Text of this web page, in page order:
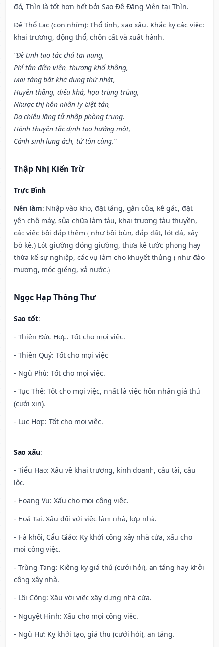
đó, Thìn là tốt hơn hết bởi Sao Đê Đăng Viên tại Thìn.
Đê Thổ Lạc (con nhím): Thổ tinh, sao xấu. Khắc kỵ các việc:
khai trương, động thổ, chôn cất và xuất hành.
“Đê tinh tạo tác chủ tai hung,
Phí tận điền viên, thương khố không,
Mai táng bất khả dụng thử nhật,
Huyền thằng, điếu khả, họa trùng trùng,
Nhược thị hôn nhân ly biệt tán,
Dạ chiêu lãng tử nhập phòng trung.
Hành thuyền tắc định tạo hướng một,
Cánh sinh lung ách, tử tôn cùng.”
Thập Nhị Kiến Trừ
Trực Bình
Nên làm: Nhập vào kho, đặt táng, gắn cửa, kê gác, đặt
yên chỗ máy, sửa chữa làm tàu, khai trương tàu thuyền,
các việc bồi đắp thêm ( như bồi bùn, đắp đất, lót đá, xây
bờ kè.) Lót giường đóng giường, thừa kế tước phong hay
thừa kế sự nghiệp, các vụ làm cho khuyết thủng ( như đào
mương, móc giếng, xả nước.)
Ngọc Hạp Thông Thư
Sao tốt:
- Thiên Đức Hợp: Tốt cho mọi việc.
- Thiên Quý: Tốt cho mọi việc.
- Ngũ Phú: Tốt cho mọi việc.
- Tục Thế: Tốt cho mọi việc, nhất là việc hôn nhân giá thú
(cưới xin).
- Lục Hợp: Tốt cho mọi việc.
Sao xấu:
- Tiểu Hao: Xấu về khai trương, kinh doanh, cầu tài, cầu
lộc.
- Hoang Vu: Xấu cho mọi công việc.
- Hoả Tai: Xấu đối với việc làm nhà, lợp nhà.
- Hà khôi, Cẩu Giảo: Kỵ khởi công xây nhà cửa, xấu cho
mọi công việc.
- Trùng Tang: Kiêng kỵ giá thú (cưới hỏi), an táng hay khởi
công xây nhà.
- Lôi Công: Xấu với việc xây dựng nhà cửa.
- Nguyệt Hình: Xấu cho mọi công việc.
- Ngũ Hư: Kỵ khởi tạo, giá thú (cưới hỏi), an táng.